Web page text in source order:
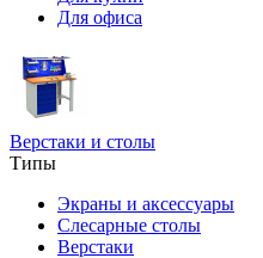
Для офиса
Верстаки и столы
Типы
Экраны и аксессуары
Слесарные столы
Верстаки